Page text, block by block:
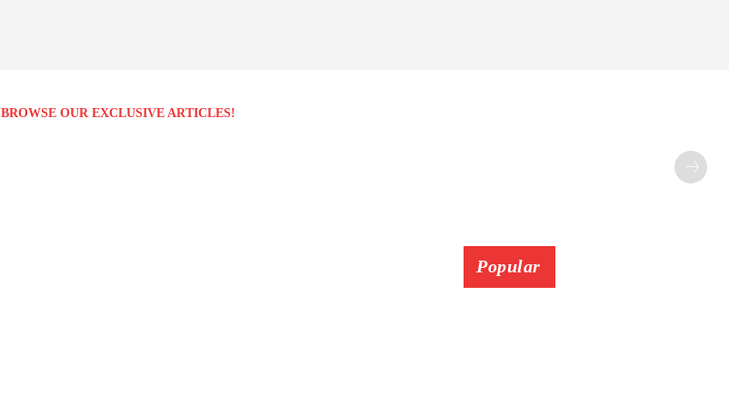
BROWSE OUR EXCLUSIVE ARTICLES!
Popular